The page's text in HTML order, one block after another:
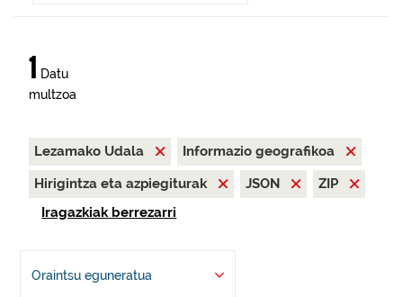
1 Datu
multzoa
Lezamako Udala
Informazio geografikoa
Hirigintza eta azpiegiturak
JSON
ZIP
Iragazkiak berrezarri
Oraintsu eguneratua